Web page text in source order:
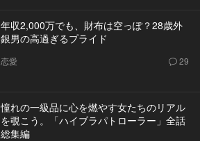
年収2,000万でも、財布は空っぽ？28歳外
銀男の高過ぎるプライド
恋愛 29
憧れの一級品に心を燃やす女たちのリアル
を覗こう。「ハイブラパトローラー」全話
総集編